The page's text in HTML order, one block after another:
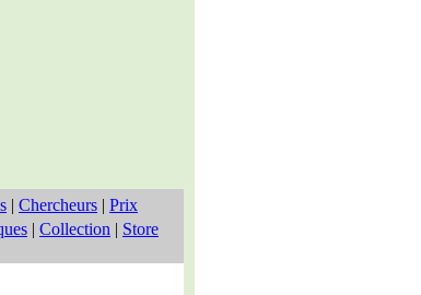
| Chercheurs | Prix
| Collection | Store